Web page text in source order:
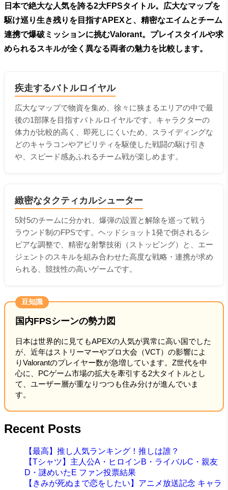
日本で絶大な人気を誇る2大FPSタイトル。広大なマップを
駆け巡り生き残りを目指すAPEXと、精密なエイムとチーム
連携で爆破ミッションに挑むValorant。プレイスタイルや求
められるスキルが全く異なる両者の魅力を比較します。
疾走するバトルロイヤル
広大なマップで物資を集め、徐々に狭まるエリアの中で最
後の1部隊を目指すバトルロイヤルです。キャラクターの
体力が比較的高く、即死しにくいため、スライディングな
どのキャラコンやアビリティを駆使した戦闘の駆け引き
や、スピード感あふれるチーム戦が楽しめます。
緻密なタクティカルシューター
5対5のチームに分かれ、爆弾の設置と解除を巡って戦う
ラウンド制のFPSです。ヘッドショット1発で倒されるシ
ビアな調整で、精密な射撃技術（ストッピング）と、エー
ジェントのスキルを組み合わせた高度な戦略・連携が求め
られる、競技性の高いゲームです。
豆知識
国内FPSシーンの勢力図
日本は世界的に見てもAPEXの人気が異常に高い国でした
が、近年はストリーマーやプロ大会（VCT）の影響によ
りValorantのプレイヤー数が急増しています。Z世代を中
心に、PCゲーム市場の拡大を牽引する2大タイトルとし
て、ユーザー層が重なりつつも住み分けが進んでいま
す。
Recent Posts
【最高】推し人気ランキング！推しは誰？
【Tシャツ】主人公A・ヒロインB・ライバルC・親友
D・謎めいたE ファン投票結果
【きみが死ぬまで恋をしたい】アニメ放送記念 キャラ